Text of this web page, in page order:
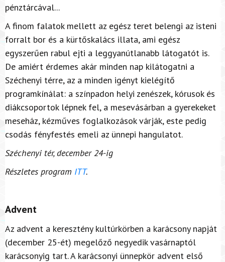
pénztárcával...
A finom falatok mellett az egész teret belengi az isteni
forralt bor és a kürtőskalács illata, ami egész
egyszerűen rabul ejti a leggyanútlanabb látogatót is.
De amiért érdemes akár minden nap kilátogatni a
Széchenyi térre, az a minden igényt kielégítő
programkínálat: a színpadon helyi zenészek, kórusok és
diákcsoportok lépnek fel, a mesevásárban a gyerekeket
meseház, kézműves foglalkozások várják, este pedig
csodás fényfestés emeli az ünnepi hangulatot.
Széchenyi tér, december 24-ig
Részletes program ITT.
Advent
Az advent a keresztény kultúrkörben a karácsony napját
(december 25-ét) megelőző negyedik vasárnaptól
karácsonyig tart. A karácsonyi ünnepkör advent első